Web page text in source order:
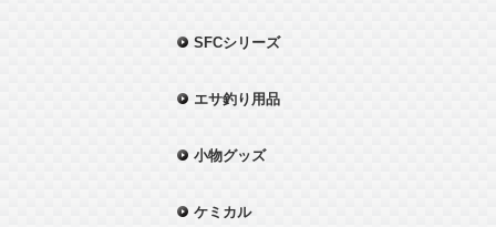
SFCシリーズ
エサ釣り用品
小物グッズ
ケミカル